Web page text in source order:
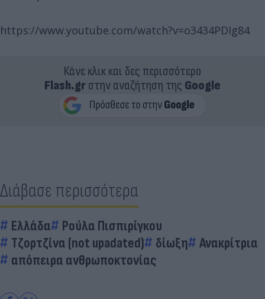
https://www.youtube.com/watch?v=o3434PDIg84
Κάνε κλικ και δες περισσότερο
Flash.grστην αναζήτηση της Google
Διάβασε περισσότερα
Ελλάδα
Ρούλα Πισπιρίγκου
Τζορτζίνα (not upadated)
δίωξη
Ανακρίτρια
απόπειρα ανθρωποκτονίας